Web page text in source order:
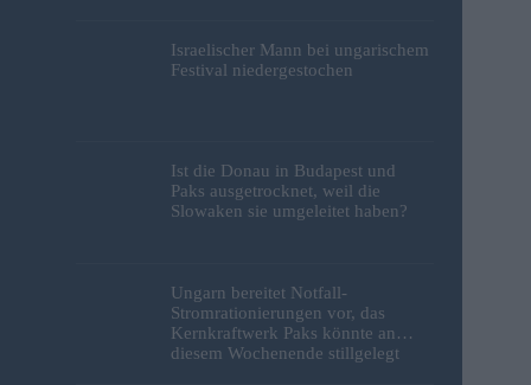
Israelischer Mann bei ungarischem
Festival niedergestochen
Ist die Donau in Budapest und
Paks ausgetrocknet, weil die
Slowaken sie umgeleitet haben?
Ungarn bereitet Notfall-
Stromrationierungen vor, das
Kernkraftwerk Paks könnte an
diesem Wochenende stillgelegt